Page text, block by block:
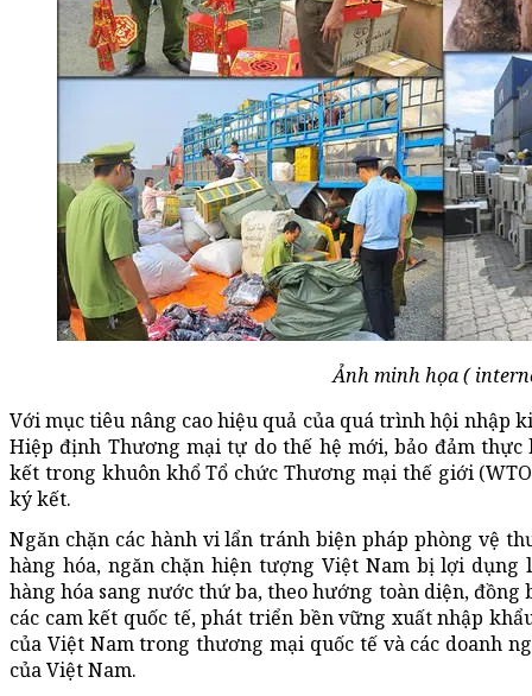
Ảnh minh họa (
Với mục tiêu nâng cao hiệu quả của quá trình hội nhập
Hiệp định Thương mại tự do thế hệ mới, bảo đảm thực
kết trong khuôn khổ Tổ chức Thương mại thế giới
ký kết.
Ngăn chặn các hành vi lẩn tránh biện pháp phòng vệ
hàng hóa, ngăn chặn hiện tượng Việt Nam bị lợi
hàng hóa sang nước thứ ba, theo hướng toàn diện,
các cam kết quốc tế, phát triển bền vững xuất nhập
của Việt Nam trong thương mại quốc tế và các doanh
của Việt Nam.